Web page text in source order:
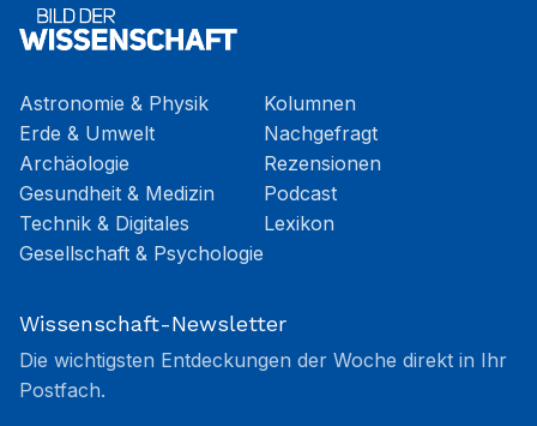
Astronomie & Physik
Erde & Umwelt
Archäologie
Gesundheit & Medizin
Technik & Digitales
Gesellschaft & Psychologie
Kolumnen
Nachgefragt
Rezensionen
Podcast
Lexikon
Wissenschaft-Newsletter
Die wichtigsten Entdeckungen der Woche direkt in Ihr
Postfach.